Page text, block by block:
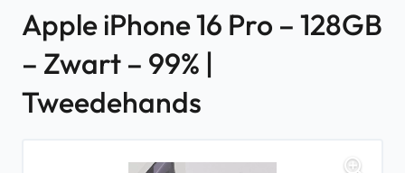
Apple iPhone 16 Pro – 128GB
– Zwart – 99% |
Tweedehands